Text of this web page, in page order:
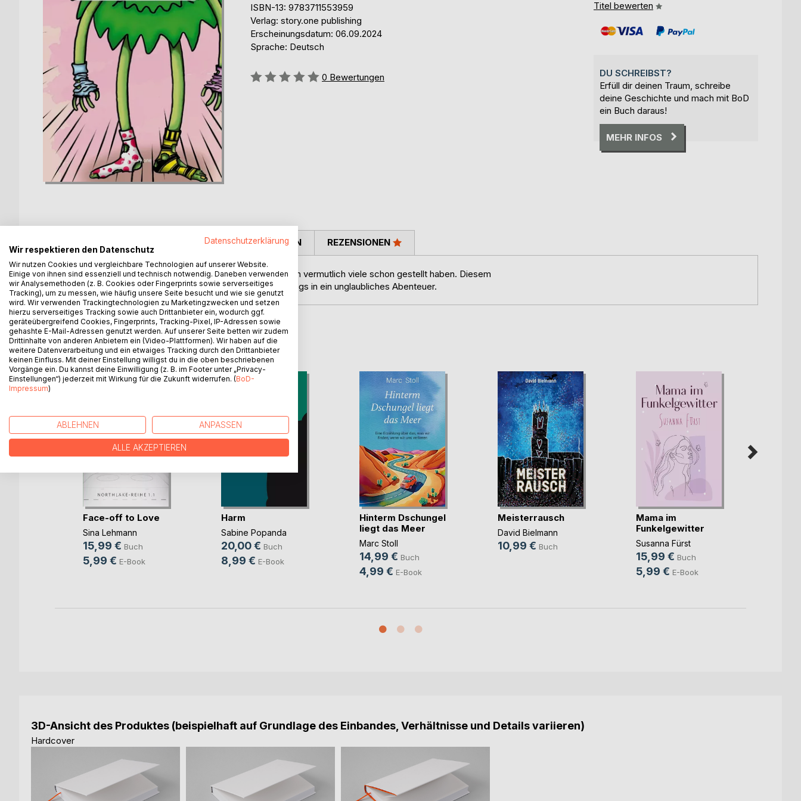
ISBN-13: 9783711553959
Verlag: story.one publishing
Erscheinungsdatum: 06.09.2024
Sprache: Deutsch
Bewertung::
0 Bewertungen
Titel bewerten
DU SCHREIBST?
Erfüll dir deinen Traum, schreibe
deine Geschichte und mach mit BoD
ein Buch daraus!
MEHR INFOS
Warum gehen Socken so oft verloren? Eine Frage, die sich vermutlich viele schon gestellt haben. Diesem
Geheimnis ist Mia auf der Spur. Dabei stürzt sie geradewegs in ein unglaubliches Abenteuer.
PRESSESTIMMEN REZENSIONEN
WEITERE TITEL BEIBoD
Face-off to Love
Sina Lehmann
15,99 € Buch
5,99 € E-Book
Harm
Sabine Popanda
20,00 € Buch
8,99 € E-Book
Hinterm Dschungel
liegt das Meer
Marc Stoll
14,99 € Buch
4,99 € E-Book
Meisterrausch
David Bielmann
10,99 € Buch
Mama im
Funkelgewitter
Susanna Fürst
15,99 € Buch
5,99 € E-Book
3D-Ansicht des Produktes (beispielhaft auf Grundlage des Einbandes, Verhältnisse und Details variieren)
Hardcover
Datenschutzerklärung
Wir respektieren den Datenschutz
Wir nutzen Cookies und vergleichbare Technologien auf unserer Website.
Einige von ihnen sind essenziell und technisch notwendig. Daneben verwenden
wir Analysemethoden (z. B. Cookies oder Fingerprints sowie serverseitiges
Tracking), um zu messen, wie häufig unsere Seite besucht und wie sie genutzt
wird. Wir verwenden Trackingtechnologien zu Marketingzwecken und setzen
hierzu serverseitiges Tracking sowie auch Drittanbieter ein, wodurch ggf.
geräteübergreifend Cookies, Fingerprints, Tracking-Pixel, IP-Adressen sowie
gehashte E-Mail-Adressen genutzt werden. Auf unserer Seite betten wir zudem
Drittinhalte von anderen Anbietern ein (Video-Plattformen). Wir haben auf die
weitere Datenverarbeitung und ein etwaiges Tracking durch den Drittanbieter
keinen Einfluss. Mit deiner Einstellung willigst du in die oben beschriebenen
Vorgänge ein. Du kannst deine Einwilligung (z. B. im Footer unter „Privacy-
Einstellungen“) jederzeit mit Wirkung für die Zukunft widerrufen. (BoD-
Impressum)
ABLEHNEN ANPASSEN
ALLE AKZEPTIEREN